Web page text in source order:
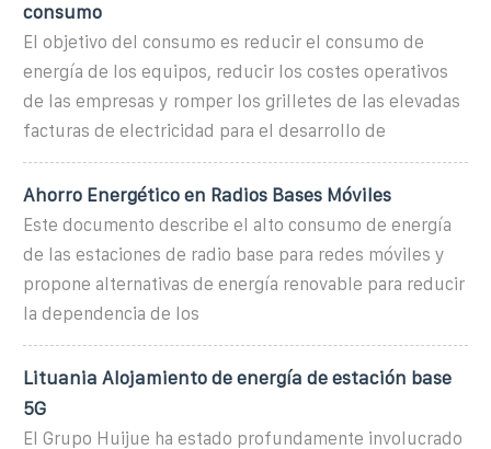
consumo
El objetivo del consumo es reducir el consumo de
energía de los equipos, reducir los costes operativos
de las empresas y romper los grilletes de las elevadas
facturas de electricidad para el desarrollo de
Ahorro Energético en Radios Bases Móviles
Este documento describe el alto consumo de energía
de las estaciones de radio base para redes móviles y
propone alternativas de energía renovable para reducir
la dependencia de los
Lituania Alojamiento de energía de estación base
5G
El Grupo Huijue ha estado profundamente involucrado